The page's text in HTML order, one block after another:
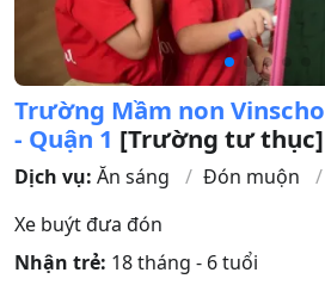
Trường Mầm non
- Quận 1 [Trường tư thục]
Dịch vụ: Ăn sáng Đón muộn
Xe buýt đưa đón
Nhận trẻ: 18 tháng - 6 tuổi